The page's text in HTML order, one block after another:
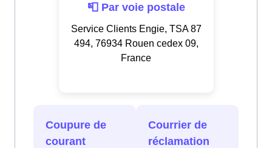
📮 Par voie postale
Service Clients Engie, TSA 87
494, 76934 Rouen cedex 09,
France
Coupure de
courant
Courrier de
réclamation